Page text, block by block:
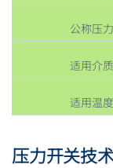
公称压力
适用介质
适用温度
压力开关技